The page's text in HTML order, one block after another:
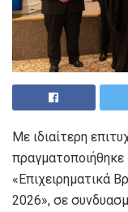
Με ιδιαίτερη
«Επιχειρηματικά
2026», σε